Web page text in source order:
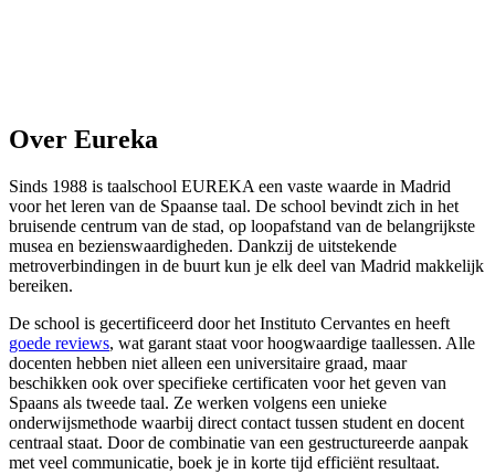
Over Eureka
Sinds 1988 is taalschool EUREKA een vaste waarde in Madrid
voor het leren van de Spaanse taal. De school bevindt zich in het
bruisende centrum van de stad, op loopafstand van de belangrijkste
musea en bezienswaardigheden. Dankzij de uitstekende
metroverbindingen in de buurt kun je elk deel van Madrid makkelijk
bereiken.
De school is gecertificeerd door het Instituto Cervantes en heeft
goede reviews, wat garant staat voor hoogwaardige taallessen. Alle
docenten hebben niet alleen een universitaire graad, maar
beschikken ook over specifieke certificaten voor het geven van
Spaans als tweede taal. Ze werken volgens een unieke
onderwijsmethode waarbij direct contact tussen student en docent
centraal staat. Door de combinatie van een gestructureerde aanpak
met veel communicatie, boek je in korte tijd efficiënt resultaat.